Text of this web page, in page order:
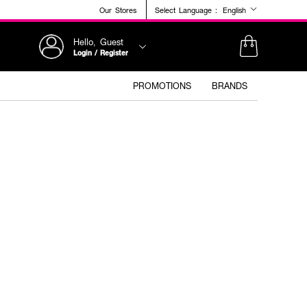
Our Stores Select Language : English
Hello, Guest
Login / Register
PROMOTIONS BRANDS